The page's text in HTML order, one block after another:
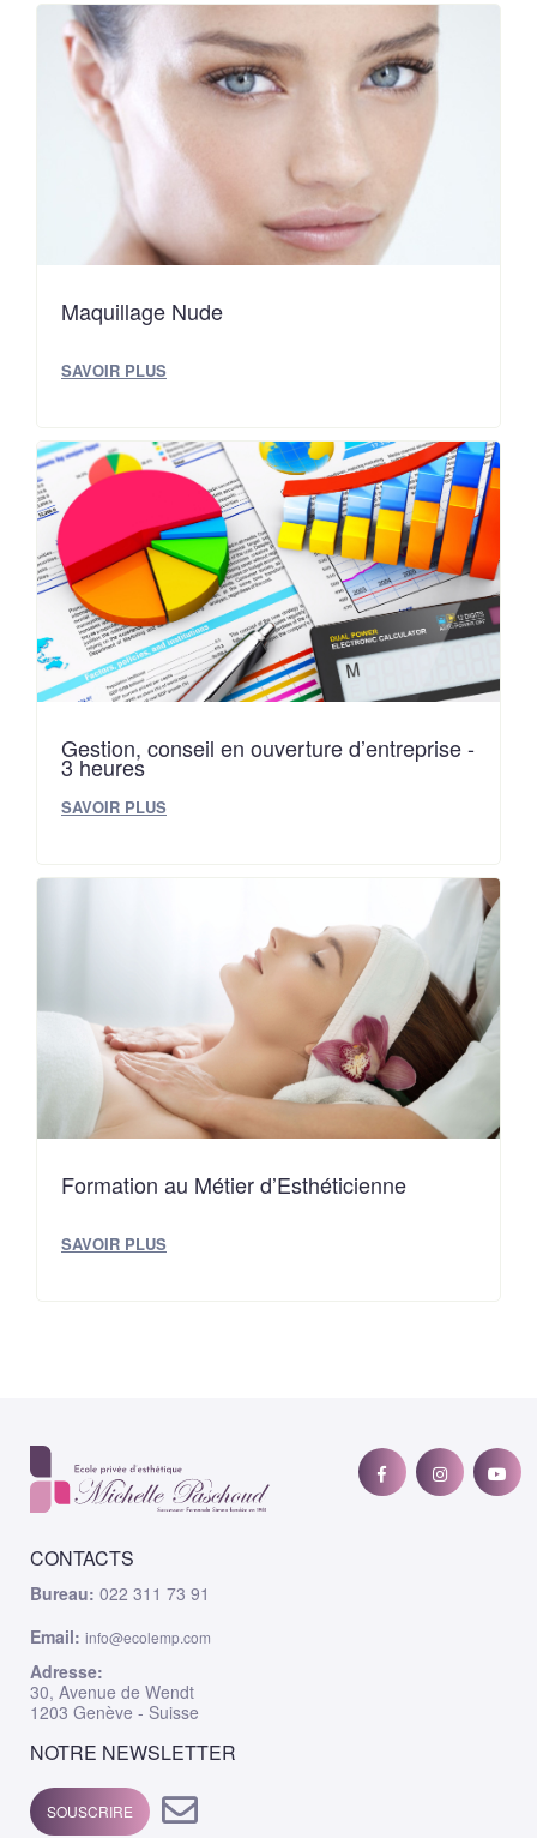
Maquillage Nude
SAVOIR PLUS
Gestion, conseil en ouverture d’entreprise -
3 heures
SAVOIR PLUS
Formation au Métier d’Esthéticienne
SAVOIR PLUS
CONTACTS
Bureau: 022 311 73 91
Email: info@ecolemp.com
Adresse:
30, Avenue de Wendt
1203 Genève - Suisse
NOTRE NEWSLETTER
SOUSCRIRE